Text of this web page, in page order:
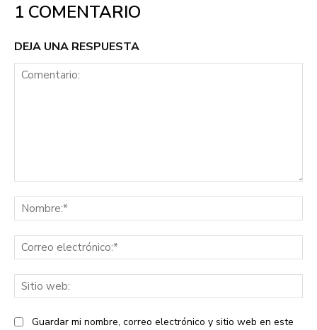
1 COMENTARIO
DEJA UNA RESPUESTA
Guardar mi nombre, correo electrónico y sitio web en este